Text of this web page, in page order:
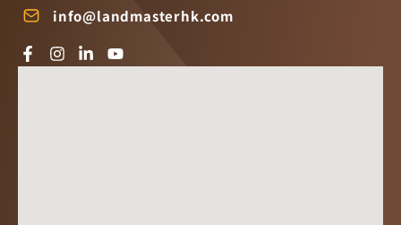
info@landmasterhk.com